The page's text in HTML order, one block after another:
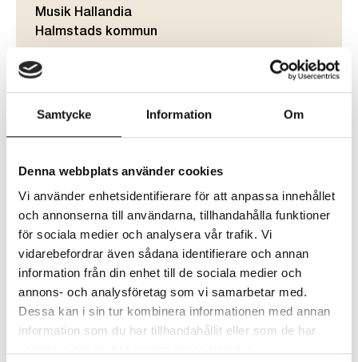
Samtycke Information Om
Denna webbplats använder cookies
Vi använder enhetsidentifierare för att anpassa innehållet
och annonserna till användarna, tillhandahålla funktioner
för sociala medier och analysera vår trafik. Vi
vidarebefordrar även sådana identifierare och annan
information från din enhet till de sociala medier och
annons- och analysföretag som vi samarbetar med.
Dessa kan i sin tur kombinera informationen med annan
information som du har tillhandahållit eller som de har
Skönt häng efter förskolan – med Bokstavskören.
precis vad alla barn och föräldrar behöver? Efterhäng är
en mötesplats för barn mellan 0 och 6 år och deras
föräldrar eller mor- och farföräldrar. En chans för de
minsta och deras vuxna att uppleva professionell
musikunderhållning innan middagsbestyren tar vid där
hemma.
Nu välkomnar vi alla till sång- och rörelseglädje med
Musik Hallandia
Halmstads kommun